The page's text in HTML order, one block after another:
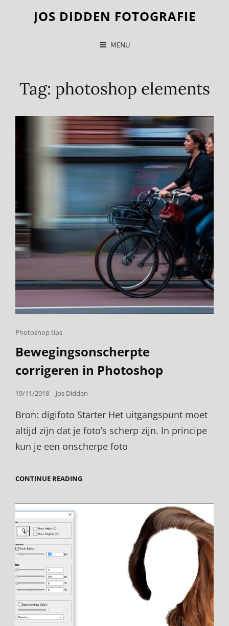
JOS DIDDEN FOTOGRAFIE
MENU
Tag: photoshop elements
Cat
Photoshop tips
Bewegingsonscherpte
corrigeren in Photoshop
Posted
19/11/2018 Jos Didden
Bron: digifoto Starter Het uitgangspunt moet
altijd zijn dat je foto’s scherp zijn. In principe
kun je een onscherpe foto
CONTINUE READINGBEWEGINGSONSCHERPTE
PHOTOSHOP